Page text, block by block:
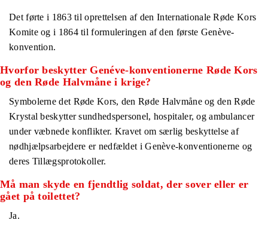
Det førte i 1863 til oprettelsen af den Internationale Røde Kors
Komite og i 1864 til formuleringen af den første Genève-
konvention.
Hvorfor beskytter Genéve-konventionerne Røde Kors
og den Røde Halvmåne i krige?
Symbolerne det Røde Kors, den Røde Halvmåne og den Røde
Krystal beskytter sundhedspersonel, hospitaler, og ambulancer
under væbnede konflikter. Kravet om særlig beskyttelse af
nødhjælpsarbejdere er nedfældet i Genève-konventionerne og
deres Tillægsprotokoller.
Må man skyde en fjendtlig soldat, der sover eller er
gået på toilettet?
Ja.